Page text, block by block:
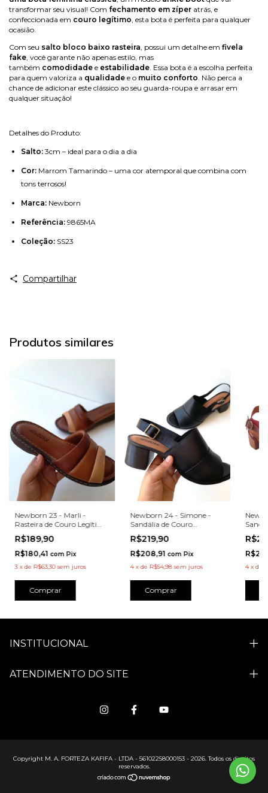
transformar seu visual! Com fechamento em zíper atrás, e
confeccionada em couro legítimo , esta bota é perfeita para qualquer
ocasião.
Com seu salto bloco baixo rasteira , possui um detalhe em fivela
fake , você garante não apenas estilo, mas
também comodidade e estabilidade . Essa bota é a escolha perfeita
para quem valoriza a qualidade e o muito conforto . Não perca a
chance de adicionar este clássico ao seu guarda-roupa e arrasar em
qualquer situação!
Detalhes do Produto:
Salto: 3cm – ideal para o dia a dia
Cor: Marrom Tamarindo – uma cor atemporal que combina com
tons terrosos!
Marca: Newborn
Referência: 9865MA
Coleção: SS23
Compartilhar
Produtos similares
Newborn 23 - Marli -
Rasteira de Couro Legítimo
Tricolor Marrom - 2528MA
R$189,90
R$180,41 com Pix
3 xde R$63,30 sem juros
Comprar
Newborn 24 - Simone -
Sandália de Couro
Legítimo Salto Bloco Preta
- 8019PT
R$219,90
R$208,91 com Pix
4 xde R$54,98 sem juros
Comprar
4 x de
INSTITUCIONAL
ATENDIMENTO DO SITE
Copyright M. A. FORTEZA KAFIFA - LTDA - 56102258000153 - 2026. Todos os direitos
reservados.